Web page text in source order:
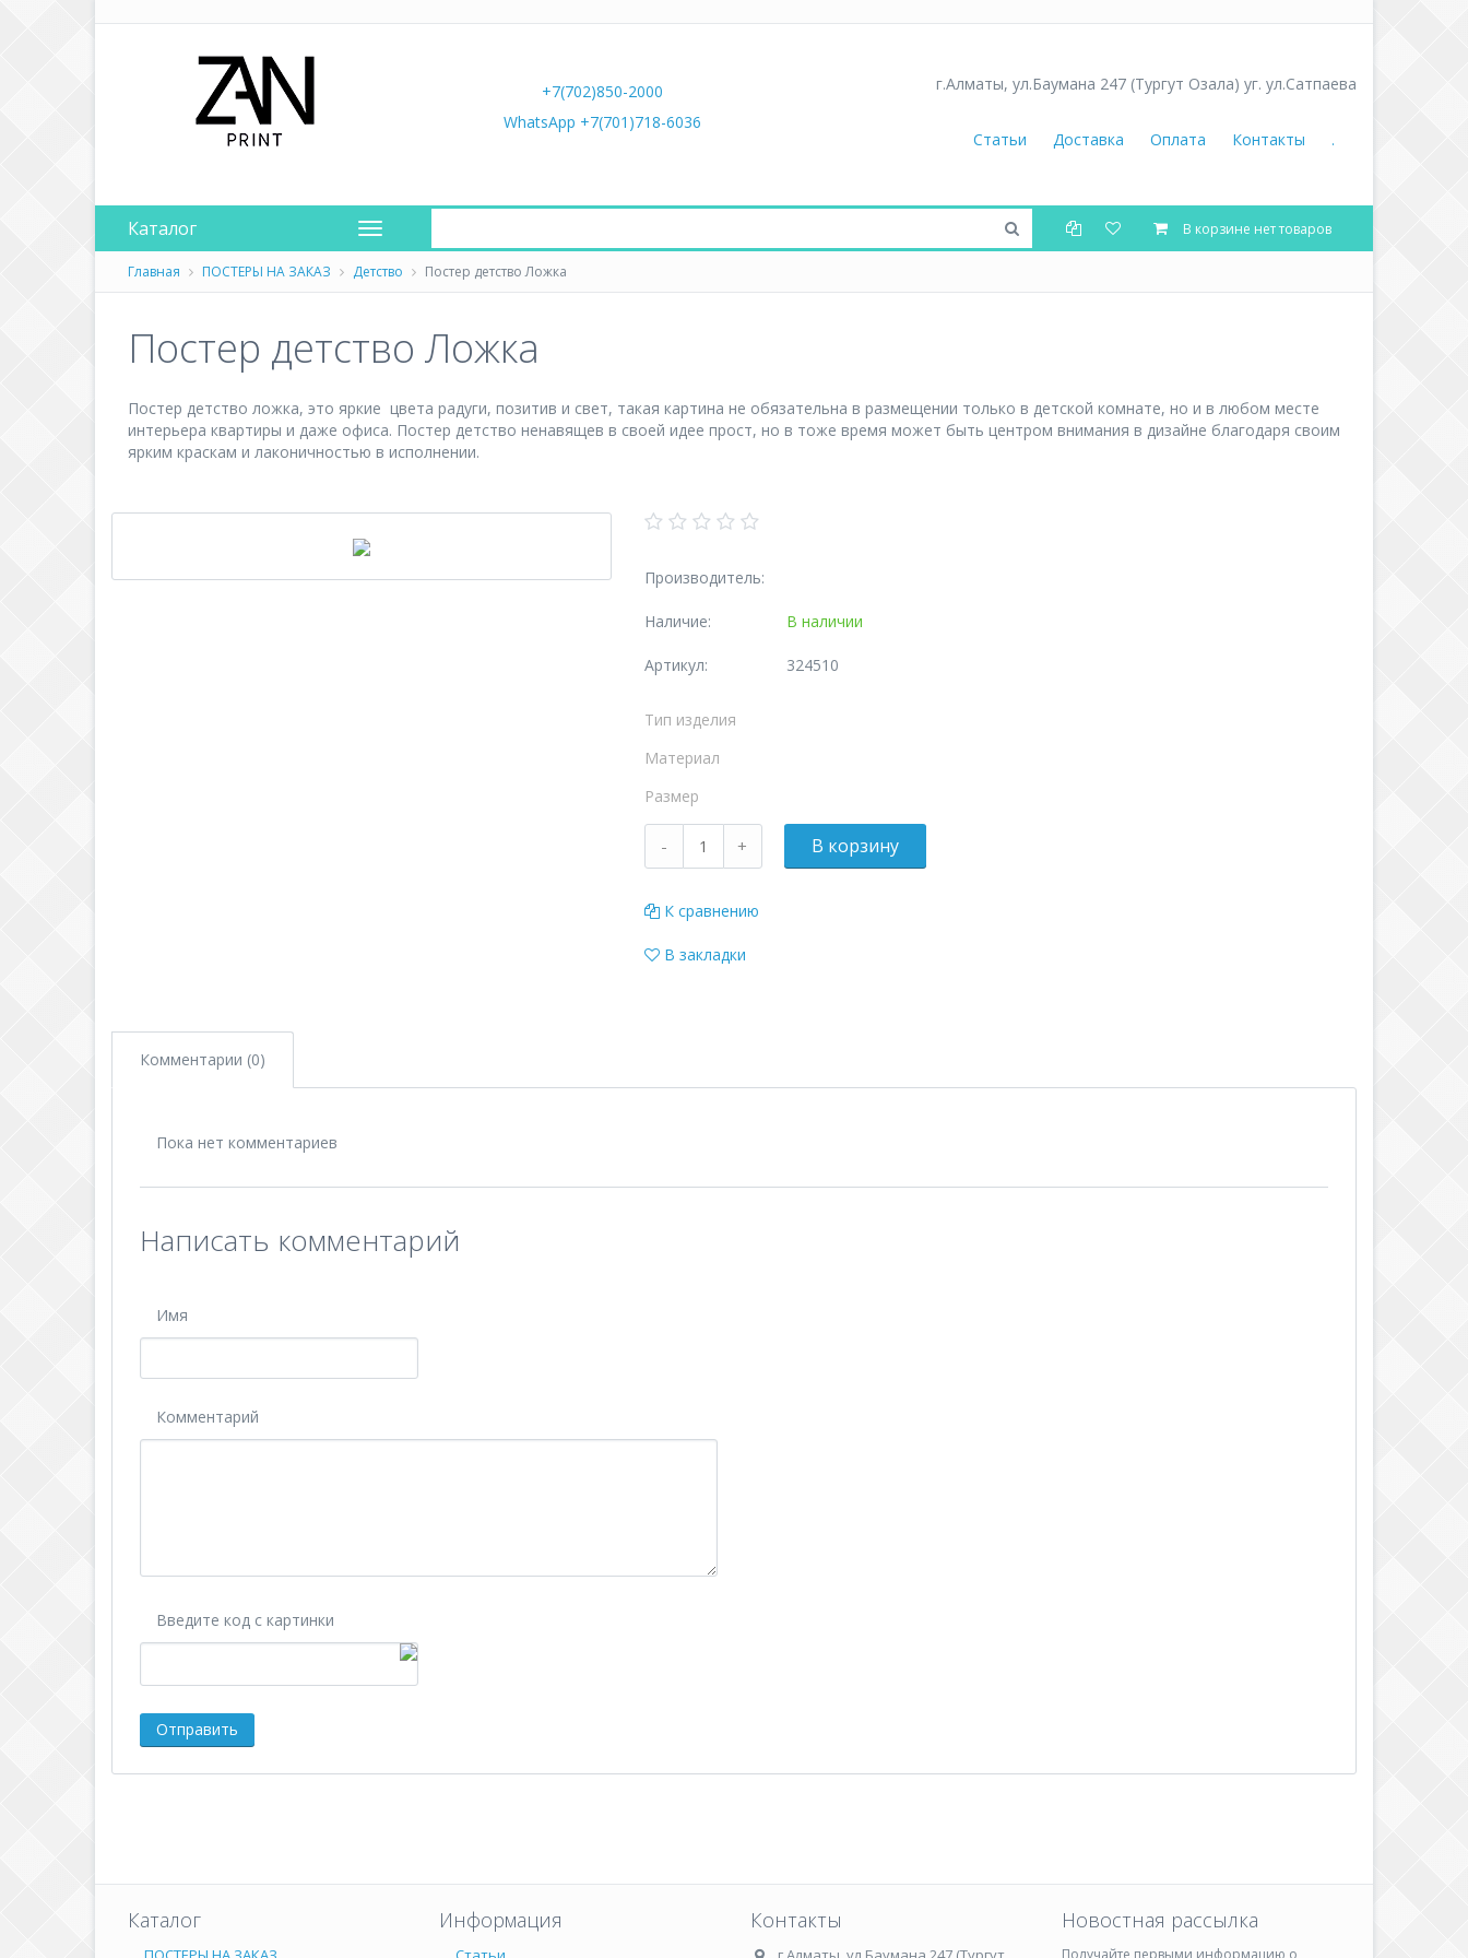
г.Алматы, ул.Баумана 247 (Тургут Озала) уг. ул.Сатпаева
Статьи Доставка Оплата Контакты .
+7(702)850-2000
WhatsApp +7(701)718-6036
Каталог В корзине нет товаров
Главная ПОСТЕРЫ НА ЗАКАЗ Детство Постер детство Ложка
Постер детство Ложка
Постер детство ложка, это яркие цвета радуги, позитив и свет, такая картина не обязательна в размещении только в детской комнате, но и в любом месте
интерьера квартиры и даже офиса. Постер детство ненавящев в своей идее прост, но в тоже время может быть центром внимания в дизайне благодаря своим
ярким краскам и лаконичностью в исполнении.
Производитель:
Наличие: В наличии
Артикул: 324510
Тип изделия
Материал
Размер
К сравнению
В закладки
Комментарии (0)
Пока нет комментариев
Написать комментарий
Имя
Комментарий
Введите код с картинки
Каталог Информация Контакты Новостная рассылка
Получайте первыми информацию о